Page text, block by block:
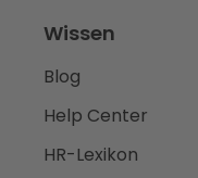
Wissen
Blog
Help Center
HR-Lexikon